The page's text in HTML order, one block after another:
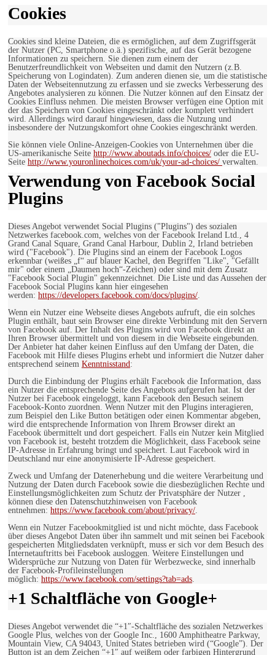
Cookies
Cookies sind kleine Dateien, die es ermöglichen, auf dem Zugriffsgerät
der Nutzer (PC, Smartphone o.ä.) spezifische, auf das Gerät bezogene
Informationen zu speichern. Sie dienen zum einem der
Benutzerfreundlichkeit von Webseiten und damit den Nutzern (z.B.
Speicherung von Logindaten). Zum anderen dienen sie, um die statistische
Daten der Webseitennutzung zu erfassen und sie zwecks Verbesserung des
Angebotes analysieren zu können. Die Nutzer können auf den Einsatz der
Cookies Einfluss nehmen. Die meisten Browser verfügen eine Option mit
der das Speichern von Cookies eingeschränkt oder komplett verhindert
wird. Allerdings wird darauf hingewiesen, dass die Nutzung und
insbesondere der Nutzungskomfort ohne Cookies eingeschränkt werden.
Sie können viele Online-Anzeigen-Cookies von Unternehmen über die
US-amerikanische Seite http://www.aboutads.info/choices/ oder die EU-
Seite http://www.youronlinechoices.com/uk/your-ad-choices/ verwalten.
Verwendung von Facebook Social
Plugins
Dieses Angebot verwendet Social Plugins ("Plugins") des sozialen
Netzwerkes facebook.com, welches von der Facebook Ireland Ltd., 4
Grand Canal Square, Grand Canal Harbour, Dublin 2, Irland betrieben
wird ("Facebook"). Die Plugins sind an einem der Facebook Logos
erkennbar (weißes „f“ auf blauer Kachel, den Begriffen "Like", "Gefällt
mir" oder einem „Daumen hoch“-Zeichen) oder sind mit dem Zusatz
"Facebook Social Plugin" gekennzeichnet. Die Liste und das Aussehen der
Facebook Social Plugins kann hier eingesehen
werden: https://developers.facebook.com/docs/plugins/.
Wenn ein Nutzer eine Webseite dieses Angebots aufruft, die ein solches
Plugin enthält, baut sein Browser eine direkte Verbindung mit den Servern
von Facebook auf. Der Inhalt des Plugins wird von Facebook direkt an
Ihren Browser übermittelt und von diesem in die Webseite eingebunden.
Der Anbieter hat daher keinen Einfluss auf den Umfang der Daten, die
Facebook mit Hilfe dieses Plugins erhebt und informiert die Nutzer daher
entsprechend seinem Kenntnisstand:
Durch die Einbindung der Plugins erhält Facebook die Information, dass
ein Nutzer die entsprechende Seite des Angebots aufgerufen hat. Ist der
Nutzer bei Facebook eingeloggt, kann Facebook den Besuch seinem
Facebook-Konto zuordnen. Wenn Nutzer mit den Plugins interagieren,
zum Beispiel den Like Button betätigen oder einen Kommentar abgeben,
wird die entsprechende Information von Ihrem Browser direkt an
Facebook übermittelt und dort gespeichert. Falls ein Nutzer kein Mitglied
von Facebook ist, besteht trotzdem die Möglichkeit, dass Facebook seine
IP-Adresse in Erfahrung bringt und speichert. Laut Facebook wird in
Deutschland nur eine anonymisierte IP-Adresse gespeichert.
Zweck und Umfang der Datenerhebung und die weitere Verarbeitung und
Nutzung der Daten durch Facebook sowie die diesbezüglichen Rechte und
Einstellungsmöglichkeiten zum Schutz der Privatsphäre der Nutzer ,
können diese den Datenschutzhinweisen von Facebook
entnehmen: https://www.facebook.com/about/privacy/.
Wenn ein Nutzer Facebookmitglied ist und nicht möchte, dass Facebook
über dieses Angebot Daten über ihn sammelt und mit seinen bei Facebook
gespeicherten Mitgliedsdaten verknüpft, muss er sich vor dem Besuch des
Internetauftritts bei Facebook ausloggen. Weitere Einstellungen und
Widersprüche zur Nutzung von Daten für Werbezwecke, sind innerhalb
der Facebook-Profileinstellungen
möglich: https://www.facebook.com/settings?tab=ads.
+1 Schaltfläche von Google+
Dieses Angebot verwendet die “+1″-Schaltfläche des sozialen Netzwerkes
Google Plus, welches von der Google Inc., 1600 Amphitheatre Parkway,
Mountain View, CA 94043, United States betrieben wird (“Google”). Der
Button ist an dem Zeichen “+1″ auf weißem oder farbigen Hintergrund